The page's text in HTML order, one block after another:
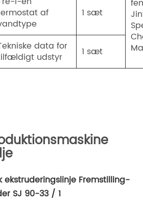
af
1 sæt
data for
udstyr
1 sæt
ekstruderingslinje Fremstilling-
SJ 90-33 / 1